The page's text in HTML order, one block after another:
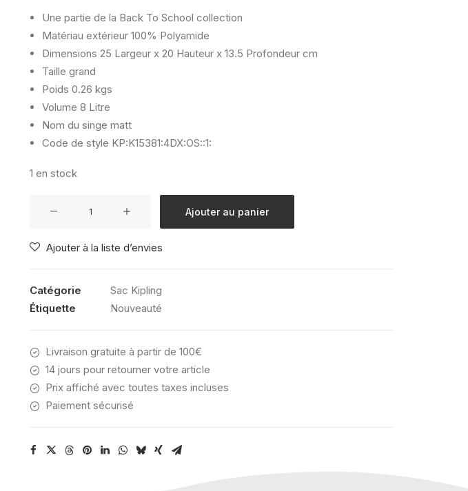
Une partie de la Back To School collection
Matériau extérieur 100% Polyamide
Dimensions 25 Largeur x 20 Hauteur x 13.5 Profondeur cm
Taille grand
Poids 0.26 kgs
Volume 8 Litre
Nom du singe matt
Code de style KP:K15381:4DX:OS::1:
1 en stock
MIYO
STAMP
Ajouter au panier
Ajouter à la liste d’envies
Catégorie
Sac Kipling
Étiquette
Nouveauté
Livraison gratuite à partir de 100€
14 jours pour retourner votre article
Prix affiché avec toutes taxes incluses
Paiement sécurisé